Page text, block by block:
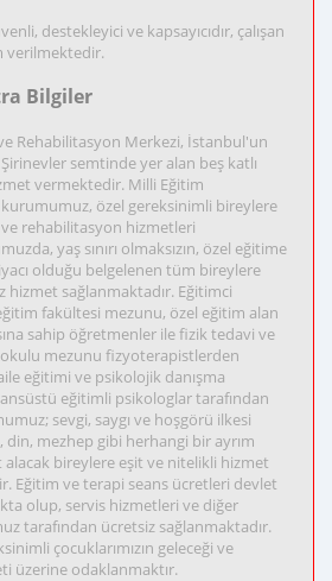
destekleyici ve kapsayıcıdır, çalışan
verilmektedir.
Bilgiler
Rehabilitasyon Merkezi, İstanbul'un
semtinde yer alan beş katlı
vermektedir. Milli Eğitim
kurumumuz, özel gereksinimli bireylere
rehabilitasyon hizmetleri
yaş sınırı olmaksızın, özel eğitime
olduğu belgelenen tüm bireylere
hizmet sağlanmaktadır. Eğitimci
fakültesi mezunu, özel eğitim alan
sahip öğretmenler ile fizik tedavi ve
mezunu fizyoterapistlerden
eğitimi ve psikolojik danışma
eğitimli psikologlar tarafından
sevgi, saygı ve hoşgörü ilkesi
din, mezhep gibi herhangi bir ayrım
bireylere eşit ve nitelikli hizmet
Eğitim ve terapi seans ücretleri devlet
olup, servis hizmetleri ve diğer
tarafından ücretsiz sağlanmaktadır.
çocuklarımızın geleceği ve
üzerine odaklanmaktır.